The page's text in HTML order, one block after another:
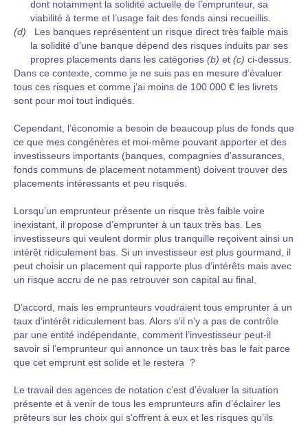
dont notamment la solidité actuelle de l’emprunteur, sa
viabilité à terme et l’usage fait des fonds ainsi recueillis.
(d) Les banques représentent un risque direct très faible mais
la solidité d’une banque dépend des risques induits par ses
propres placements dans les catégories (b) et (c) ci-dessus.
Dans ce contexte, comme je ne suis pas en mesure d’évaluer
tous ces risques et comme j’ai moins de 100 000 € les livrets
sont pour moi tout indiqués.
Cependant, l’économie a besoin de beaucoup plus de fonds que
ce que mes congénères et moi-même pouvant apporter et des
investisseurs importants (banques, compagnies d’assurances,
fonds communs de placement notamment) doivent trouver des
placements intéressants et peu risqués.
Lorsqu’un emprunteur présente un risque très faible voire
inexistant, il propose d’emprunter à un taux très bas. Les
investisseurs qui veulent dormir plus tranquille reçoivent ainsi un
intérêt ridiculement bas. Si un investisseur est plus gourmand, il
peut choisir un placement qui rapporte plus d’intérêts mais avec
un risque accru de ne pas retrouver son capital au final.
D’accord, mais les emprunteurs voudraient tous emprunter à un
taux d’intérêt ridiculement bas. Alors s’il n’y a pas de contrôle
par une entité indépendante, comment l’investisseur peut-il
savoir si l’emprunteur qui annonce un taux très bas le fait parce
que cet emprunt est solide et le restera ?
Le travail des agences de notation c’est d’évaluer la situation
présente et à venir de tous les emprunteurs afin d’éclairer les
prêteurs sur les choix qui s’offrent à eux et les risques qu’ils